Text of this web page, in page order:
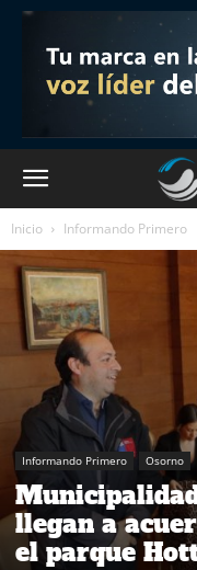
Inicio Informando Primero
Informando Primero Osorno
llegan a
el parque